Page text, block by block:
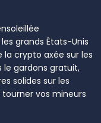
grands États-Unis
la crypto axée sur les
le gardons gratuit,
solides sur les
vos mineurs